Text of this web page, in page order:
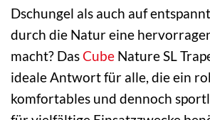
Dschungel als auch auf
durch die Natur eine
macht? DasCube Nature SL
ideale Antwort für alle, die ein
komfortables und dennoch